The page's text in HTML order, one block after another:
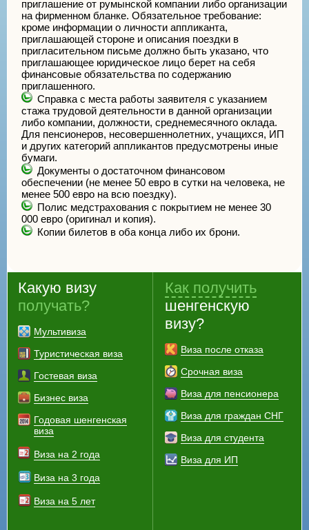
приглашение от румынской компании либо организации
на фирменном бланке. Обязательное требование:
кроме информации о личности аппликанта,
приглашающей стороне и описания поездки в
пригласительном письме должно быть указано, что
приглашающее юридическое лицо берет на себя
финансовые обязательства по содержанию
приглашенного.
Справка с места работы заявителя с указанием
стажа трудовой деятельности в данной организации
либо компании, должности, среднемесячного оклада.
Для пенсионеров, несовершеннолетних, учащихся, ИП
и других категорий аппликантов предусмотрены иные
бумаги.
Документы о достаточном финансовом
обеспечении (не менее 50 евро в сутки на человека, не
менее 500 евро на всю поездку).
Полис медстрахования с покрытием не менее 30
000 евро (оригинал и копия).
Копии билетов в оба конца либо их брони.
Какую визу
получать?
Мультивиза
Туристическая виза
Гостевая виза
Бизнес виза
Годовая шенгенская
виза
Виза на 2 года
Виза на 3 года
Виза на 5 лет
Как получить
шенгенскую
визу?
Виза после отказа
Срочная виза
Виза для пенсионера
Виза для граждан СНГ
Виза для студента
Виза для ИП